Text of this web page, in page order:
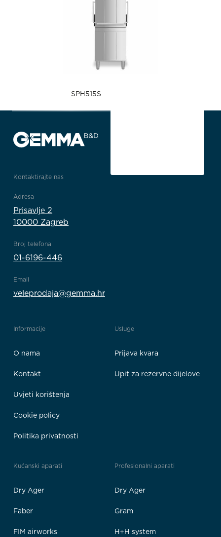
SPH515S
Kontaktirajte nas
Adresa
Prisavlje 2
10000 Zagreb
Broj telefona
01-6196-446
Email
veleprodaja@gemma.hr
Informacije
O nama
Kontakt
Uvjeti korištenja
Cookie policy
Politika privatnosti
Usluge
Prijava kvara
Upit za rezervne dijelove
Kućanski aparati
Dry Ager
Faber
FIM airworks
Profesionalni aparati
Dry Ager
Gram
H+H system